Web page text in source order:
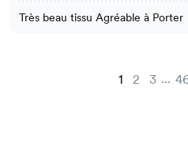
Très beau tissu Agréable à Porter
1 2 3 ...